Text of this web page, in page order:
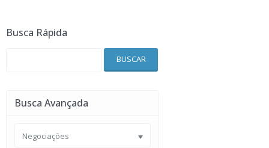
Busca Rápida
BUSCAR
Busca Avançada
Negociações